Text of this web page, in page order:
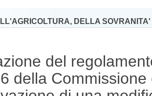
DELLA
del
della